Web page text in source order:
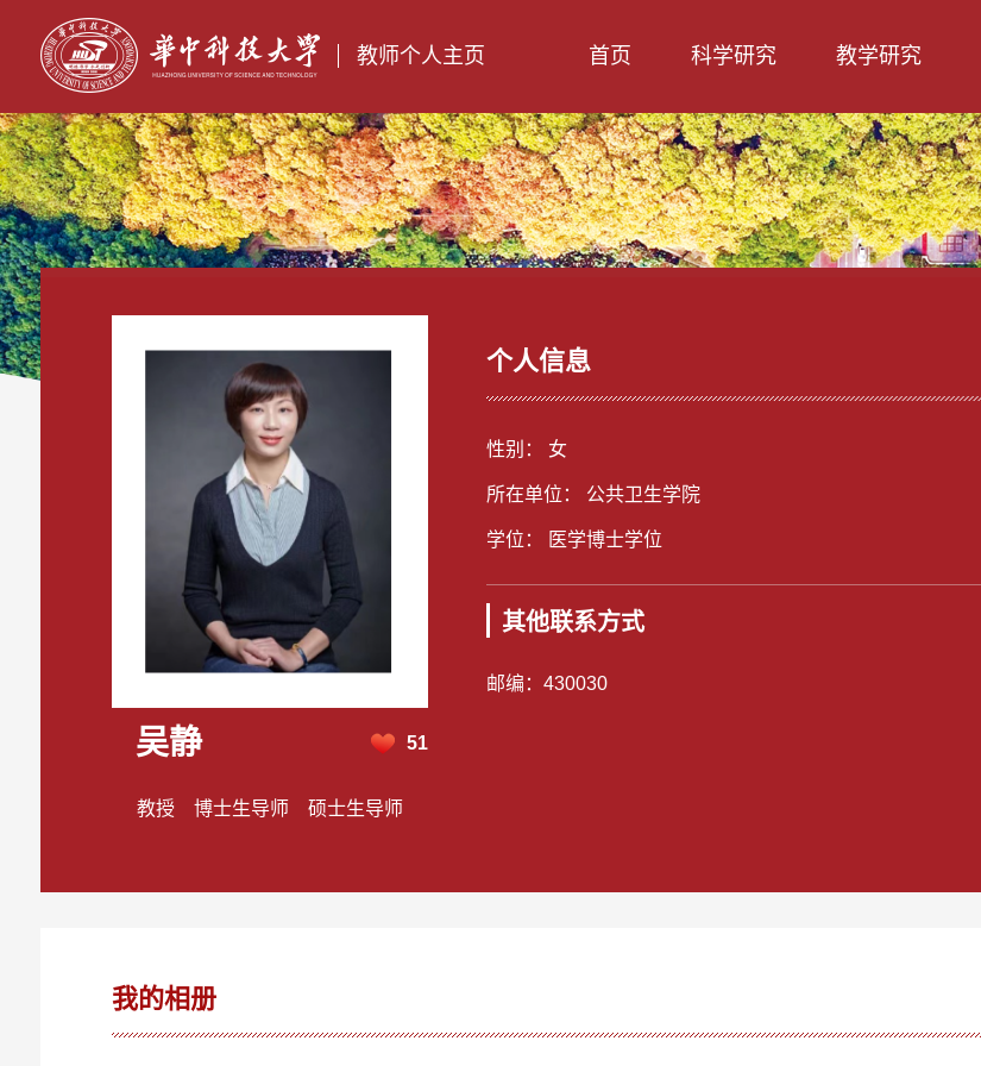
教师个人主页 首页 科学研究 教学研究
吴静 51
教授 博士生导师 硕士生导师
个人信息
性别： 女
所在单位： 公共卫生学院
学位： 医学博士学位
其他联系方式
邮编： 430030
我的相册